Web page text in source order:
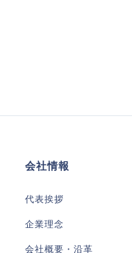
会社情報
代表挨拶
企業理念
会社概要・沿革